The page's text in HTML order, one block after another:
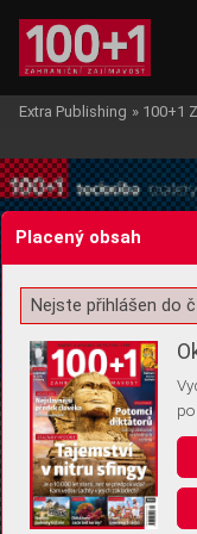
Žádost o souhlas s
Pro základní fungování
(tzv. cookies apod.).
uložením volitelných
Anonymní unikátní ID
Extra Publishing » 100+1
Placený obsah
Nejste přihlášen do